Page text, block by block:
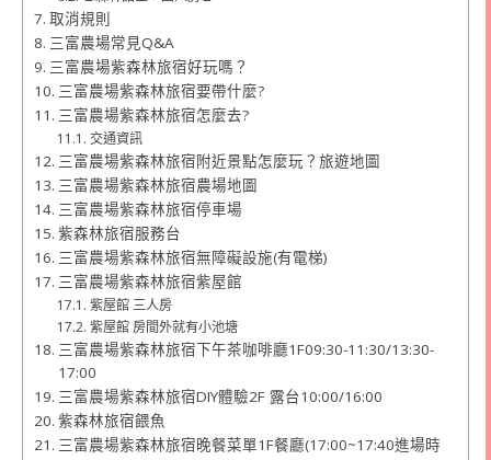
取消規則
三富農場常見Q&A
三富農場紫森林旅宿好玩嗎？
三富農場紫森林旅宿要帶什麼?
三富農場紫森林旅宿怎麼去?
交通資訊
三富農場紫森林旅宿附近景點怎麼玩？旅遊地圖
三富農場紫森林旅宿農場地圖
三富農場紫森林旅宿停車場
紫森林旅宿服務台
三富農場紫森林旅宿無障礙設施(有電梯)
三富農場紫森林旅宿紫屋館
紫屋館 三人房
紫屋館 房間外就有小池塘
三富農場紫森林旅宿下午茶咖啡廳1F09:30-11:30/13:30-
17:00
三富農場紫森林旅宿DIY體驗2F 露台10:00/16:00
紫森林旅宿餵魚
三富農場紫森林旅宿晚餐菜單1F餐廳(17:00~17:40進場時